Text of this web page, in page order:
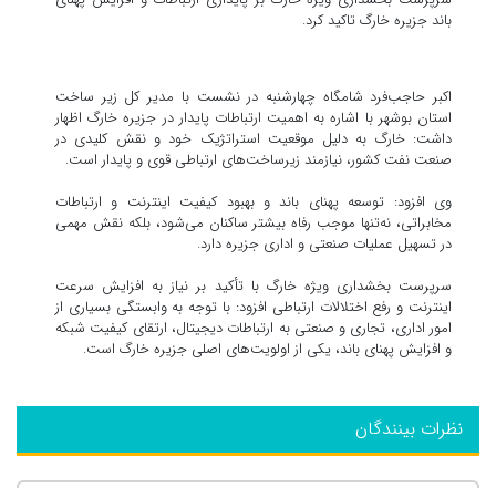
باند جزیره خارگ تاکید کرد.
اکبر حاجب‌فرد شامگاه چهارشنبه در نشست با مدیر کل زیر ساخت
استان بوشهر با اشاره به اهمیت ارتباطات پایدار در جزیره خارگ اظهار
داشت: خارگ به دلیل موقعیت استراتژیک خود و نقش کلیدی در
صنعت نفت کشور، نیازمند زیرساخت‌های ارتباطی قوی و پایدار است.
وی افزود: توسعه پهنای باند و بهبود کیفیت اینترنت و ارتباطات
مخابراتی، نه‌تنها موجب رفاه بیشتر ساکنان می‌شود، بلکه نقش مهمی
در تسهیل عملیات صنعتی و اداری جزیره دارد.
سرپرست بخشداری ویژه خارگ با تأکید بر نیاز به افزایش سرعت
اینترنت و رفع اختلالات ارتباطی افزود: با توجه به وابستگی بسیاری از
امور اداری، تجاری و صنعتی به ارتباطات دیجیتال، ارتقای کیفیت شبکه
و افزایش پهنای باند، یکی از اولویت‌های اصلی جزیره خارگ است.
نظرات بینندگان